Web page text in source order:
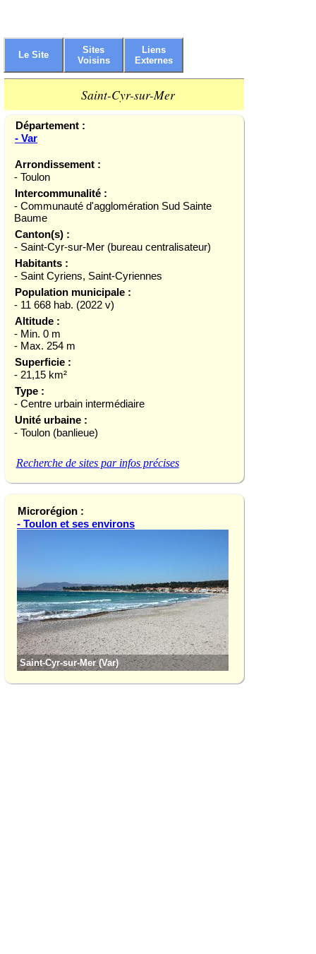
Le Site
Sites
Voisins
Liens
Externes
Saint-Cyr-sur-Mer
Département :
- Var
Arrondissement :
- Toulon
Intercommunalité :
- Communauté d'agglomération Sud Sainte
Baume
Canton(s) :
- Saint-Cyr-sur-Mer (bureau centralisateur)
Habitants :
- Saint Cyriens, Saint-Cyriennes
Population municipale :
- 11 668 hab. (2022 v)
Altitude :
- Min. 0 m
- Max. 254 m
Superficie :
- 21,15 km²
Type :
- Centre urbain intermédiaire
Unité urbaine :
- Toulon (banlieue)
Recherche de sites par infos précises
Microrégion :
- Toulon et ses environs
Saint-Cyr-sur-Mer (Var)